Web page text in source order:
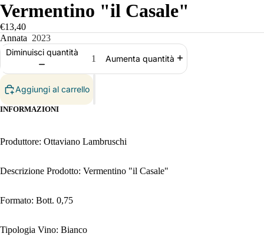
Vermentino "il Casale"
€13,40
Annata 2023
Diminuisci quantità
Aumenta quantità
Aggiungi al carrello
INFORMAZIONI
Produttore: Ottaviano Lambruschi
Descrizione Prodotto: Vermentino "il Casale"
Formato: Bott. 0,75
Tipologia Vino: Bianco